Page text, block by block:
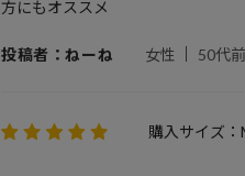
方にもオススメ
投稿者：ねーね 女性 50代
購入サイズ：